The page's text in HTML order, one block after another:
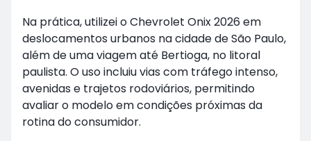
Na prática, utilizei o Chevrolet Onix 2026 em
deslocamentos urbanos na cidade de São Paulo,
além de uma viagem até Bertioga, no litoral
paulista. O uso incluiu vias com tráfego intenso,
avenidas e trajetos rodoviários, permitindo
avaliar o modelo em condições próximas da
rotina do consumidor.